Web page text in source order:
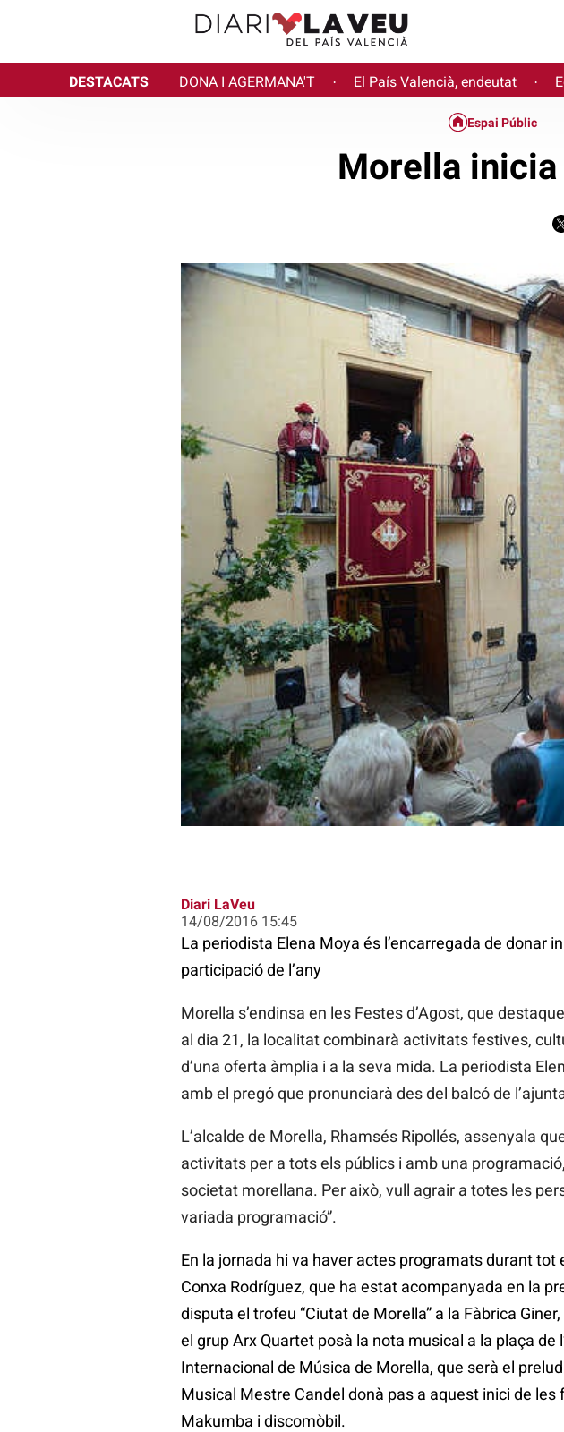
DESTACATS DONA I AGERMANA'T · El País Valencià, endeutat ·
Espai Públic
Morella inicia
Diari LaVeu
14/08/2016 15:45
La periodista Elena Moya és l’encarregada de donar
participació de l’any
Morella s’endinsa en les Festes d’Agost, que
al dia 21, la localitat combinarà activitats festives,
d’una oferta àmplia i a la seva mida. La periodista
amb el pregó que pronunciarà des del balcó de
L’alcalde de Morella, Rhamsés Ripollés, assenyala
activitats per a tots els públics i amb una
societat morellana. Per això, vull agrair a totes les
variada programació”.
En la jornada hi va haver actes programats durant tot
Conxa Rodríguez, que ha estat acompanyada en la
disputa el trofeu “Ciutat de Morella” a la Fàbrica
el grup Arx Quartet posà la nota musical a la plaça
Internacional de Música de Morella, que serà el
Musical Mestre Candel donà pas a aquest inici de les
Makumba i discomòbil.